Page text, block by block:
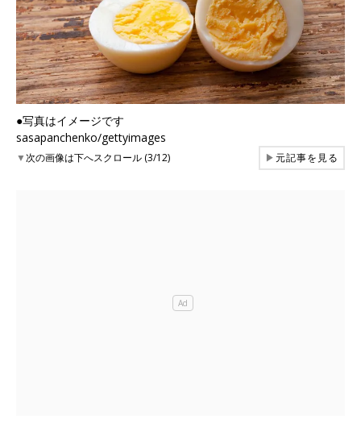
●写真はイメージです
sasapanchenko/gettyimages
▼次の画像は下へスクロール (3/12) ▶元記事を見る